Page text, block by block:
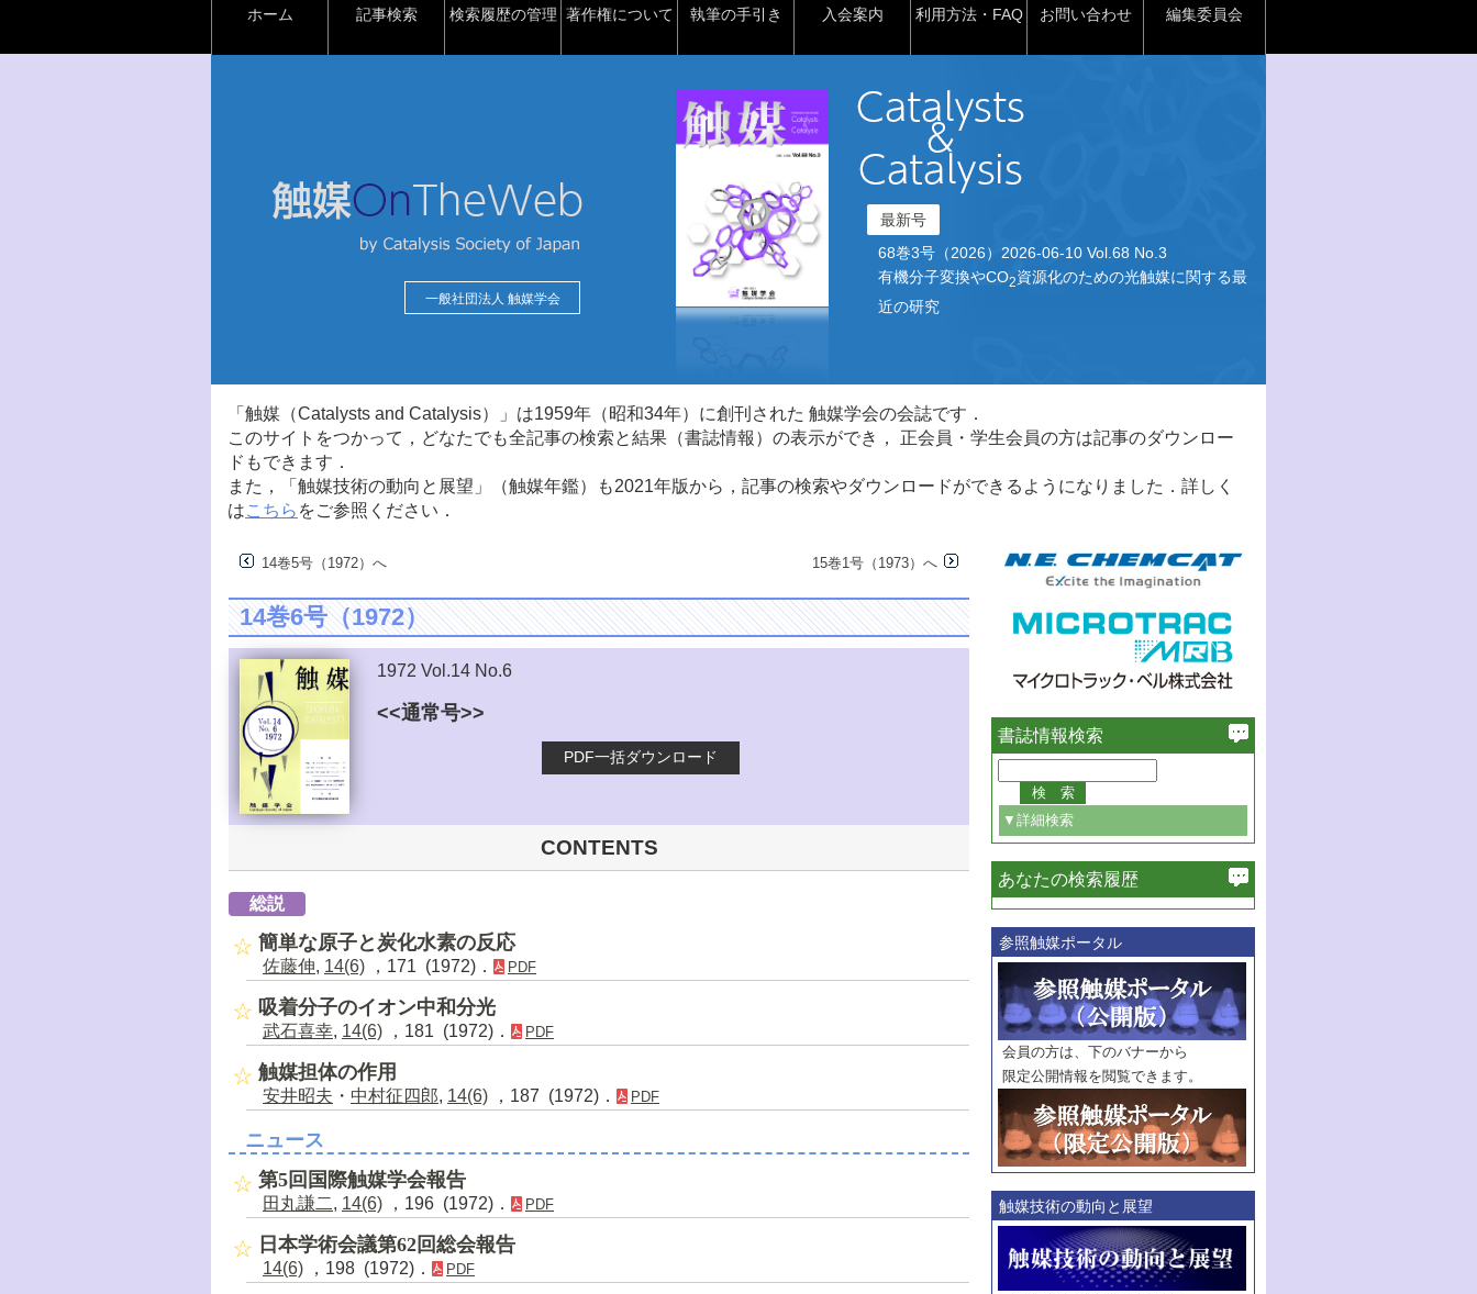
ホーム 記事検索 検索履歴の管理 著作権について 執筆の手引き 入会案内 利用方法・FAQ お問い合わせ 編集委員会
一般社団法人 触媒学会
最新号
68巻3号（2026）2026-06-10 Vol.68 No.3
有機分子変換やCO2資源化のための光触媒に関する最
近の研究
「触媒（Catalysts and Catalysis）」は1959年（昭和34年）に創刊された 触媒学会の会誌です．
このサイトをつかって，どなたでも全記事の検索と結果（書誌情報）の表示ができ， 正会員・学生会員の方は記事のダウンロー
ドもできます．
また，「触媒技術の動向と展望」（触媒年鑑）も2021年版から，記事の検索やダウンロードができるようになりました．詳しく
はこちら をご参照ください．
14巻5号（1972）へ 15巻1号（1973）へ
14巻6号（1972）
1972 Vol.14 No.6
<<通常号>>
PDF一括ダウンロード
CONTENTS
総説
簡単な原子と炭化水素の反応
佐藤伸, 14(6) ，171 (1972)． PDF
吸着分子のイオン中和分光
武石喜幸, 14(6) ，181 (1972)． PDF
触媒担体の作用
安井昭夫 ・ 中村征四郎, 14(6) ，187 (1972)． PDF
ニュース
第5回国際触媒学会報告
田丸謙二, 14(6) ，196 (1972)． PDF
日本学術会議第62回総会報告
14(6) ，198 (1972)． PDF
書誌情報検索
▼詳細検索
必ず含む
巻・号指定
巻
号
範囲指定
巻
号～
巻
号
触媒年鑑
年度
記事種別
マーク：
マークあり
あなたの検索履歴
参照触媒ポータル
会員の方は、下のバナーから
限定公開情報を閲覧できます。
触媒技術の動向と展望